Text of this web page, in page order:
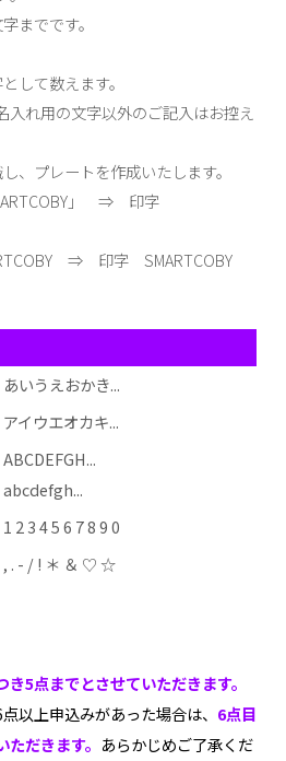
までです。
して数えます。
入れ用の文字以外のご記入はお控え
、プレートを作成いたします。
」 ⇒ 印字
⇒ 印字 SMARTCOBY
あいうえおかき...
アイウエオカキ...
ABCDEFGH...
abcdefgh...
1 2 3 4 5 6 7 8 9 0
, . - / ! ＊ ＆ ♡ ☆
5点までとさせていただきます。
以上申込みがあった場合は、 6点目
だきます。 あらかじめご了承くだ